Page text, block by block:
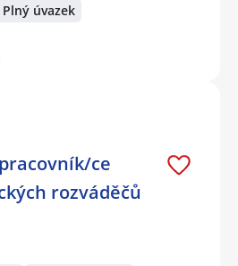
Plný úvazek
ce
rozváděčů